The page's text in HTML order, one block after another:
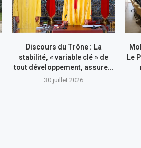
Discours du Trône : La
stabilité, « variable clé » de
tout développement, assure...
30 juillet 2026
Le